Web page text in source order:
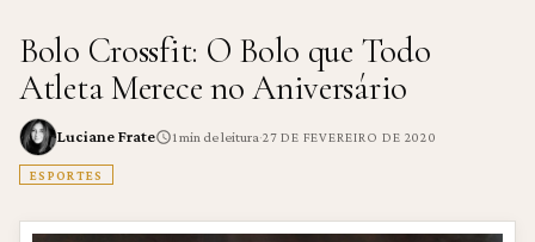
Bolo Crossfit: O Bolo que Todo
Atleta Merece no Aniversário
Luciane Frate 1 min de leitura·27 DE FEVEREIRO DE 2020
ESPORTES